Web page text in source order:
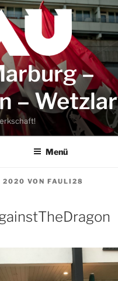
–
– Wetzlar
Menü
2020 VON FAULI28